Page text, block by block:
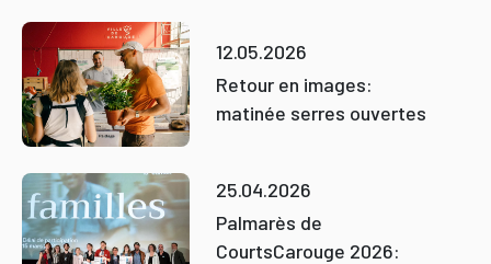
12.05.2026
Retour en images:
matinée serres ouvertes
25.04.2026
Palmarès de
CourtsCarouge 2026: